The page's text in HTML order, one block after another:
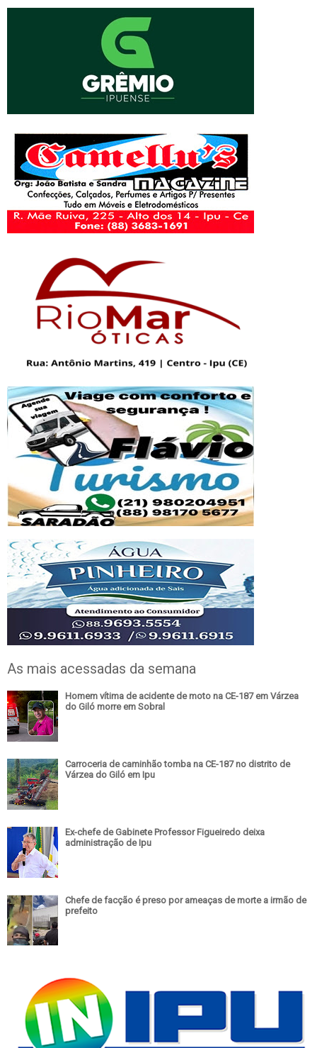
As mais acessadas da semana
Homem vítima de acidente de moto na CE-187 em Várzea
do Giló morre em Sobral
Carroceria de caminhão tomba na CE-187 no distrito de
Várzea do Giló em Ipu
Ex-chefe de Gabinete Professor Figueiredo deixa
administração de Ipu
Chefe de facção é preso por ameaças de morte a irmão de
prefeito